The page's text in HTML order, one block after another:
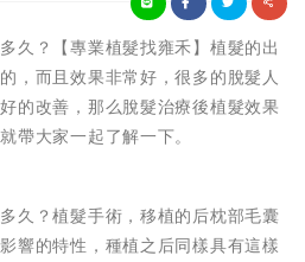
久？【專業植髮找雍禾】植髮的出
，而且效果非常好，很多的脫髮人
的改善，那么脫髮治療後植髮效果
帶大家一起了解一下。
久？植髮手術，移植的后枕部毛囊
響的特性，種植之后同樣具有這樣